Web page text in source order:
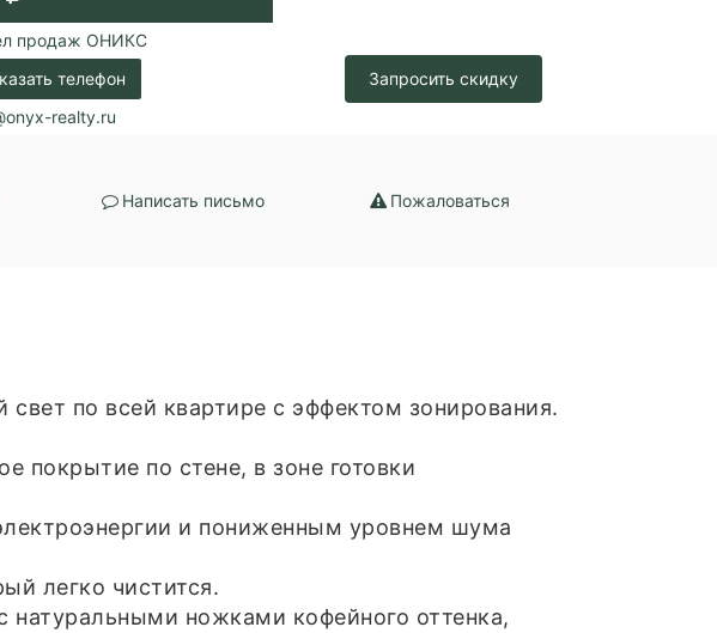
продаж ОНИКС
телефон
realty.ru
Запросить скидку
Написать письмо Пожаловаться
по всей квартире с эффектом зонирования.
покрытие по стене, в зоне готовки
и пониженным уровнем шума
легко чистится.
натуральными ножками кофейного оттенка,